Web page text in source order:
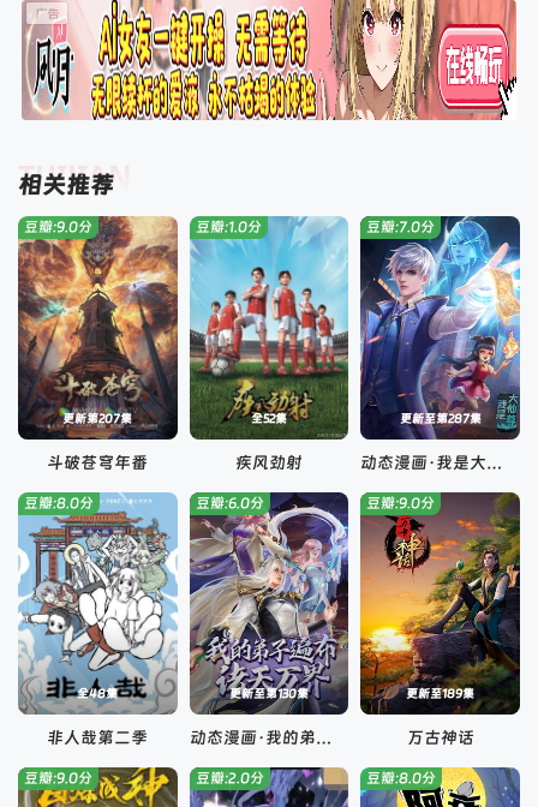
相关推荐
TUIJIAN
更新第207集
豆瓣:9.0分
斗破苍穹年番
全52集
豆瓣:1.0分
疾风劲射
更新至第287集
豆瓣:7.0分
动态漫画·我是大仙尊
全48集
豆瓣:8.0分
非人哉第二季
更新至第130集
豆瓣:6.0分
动态漫画·我的弟子遍布诸天万界
更新至189集
豆瓣:9.0分
万古神话
豆瓣:9.0分 豆瓣:2.0分 豆瓣:8.0分